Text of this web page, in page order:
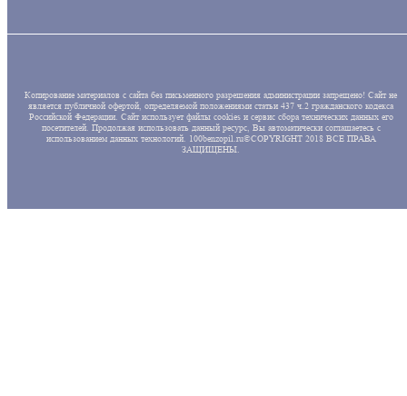
Копирование материалов с сайта без письменного разрешения администрации запрещено! Сайт не
является публичной офертой, определяемой положениями статьи 437 ч.2 гражданского кодекса
Российской Федерации. Сайт использует файлы cookies и сервис сбора технических данных его
посетителей. Продолжая использовать данный ресурс, Вы автоматически соглашаетесь с
использованием данных технологий. 100benzopil.ru©COPYRIGHT 2018 ВСЕ ПРАВА
ЗАЩИЩЕНЫ.